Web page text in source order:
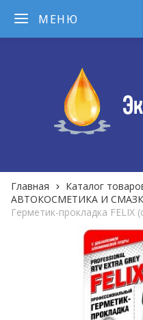
МЕНЮ
Главная
Каталог
АВТОКОСМЕТИКА И
Герметик-прокладка FELIX